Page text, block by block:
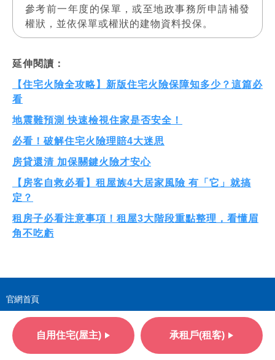
參考前一年度的保單，或至地政事務所申請補發
權狀，並依保單或權狀的建物資料投保。
延伸閱讀：
【住宅火險全攻略】新版住宅火險保障知多少？這篇必
看
地震難預測 快速檢視住家是否安全！
必看！破解住宅火險理賠4大迷思
房貸還清 加保關鍵火險才安心
【房客自救必看】租屋族4大居家風險 有「它」就搞
定？
租房子必看注意事項！租屋3大階段重點整理，看懂眉
角不吃虧
自用住宅(屋主) 承租戶(租客)
官網首頁
理賠服務